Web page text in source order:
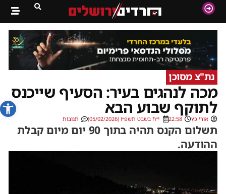
פתח
נת"צ מסוכן
מכה לנהגים בעיר: הסעיף שייכנס
לתוקף שבוע הבא
אורי כץ 22:58 י״ח בשבט תשפ״ו (05/02/2026) תגובות
תשלום הקנס תהיה בתוך 90 יום מיום קבלת
ההודעה.